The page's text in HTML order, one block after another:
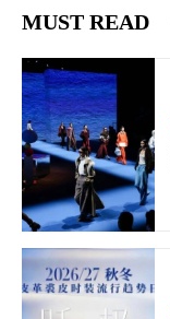
MUST READ